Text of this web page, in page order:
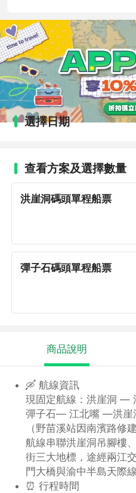
選擇日期
查看方案及選擇數量
洪崖洞碼頭單程船票
彈子石碼頭單程船票
商品說明
🛶 航線資訊
現固定航線：洪崖洞 —
彈子石— 江北嘴 —洪崖
（野苗溪站因南濱路修
航線串聯洪崖洞吊腳樓
街三大地標，途經兩江
門大橋與渝中半島天際線
⏰ 行程時間